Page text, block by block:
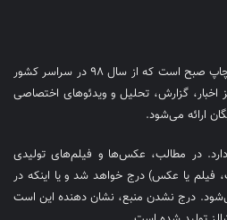
روزنامه فوتبالز، روزنامه ای ورزشی چاپ صبح است که از سال ۹۸ در سراسر کشور
اخبار، گزارش، تحلیل و ویدئوهای اختصاصی
ارائه می‌شود.
در مطالب، عکس‌ها و فیلم‌های تولیدی
فیلم یا عکس) درج خواهد شد و یا اینکه در
ذیل محتوا نام منبع خاصی ذکر نمی‌‎شود. درج نشدن منبع، نشان دهنده این است